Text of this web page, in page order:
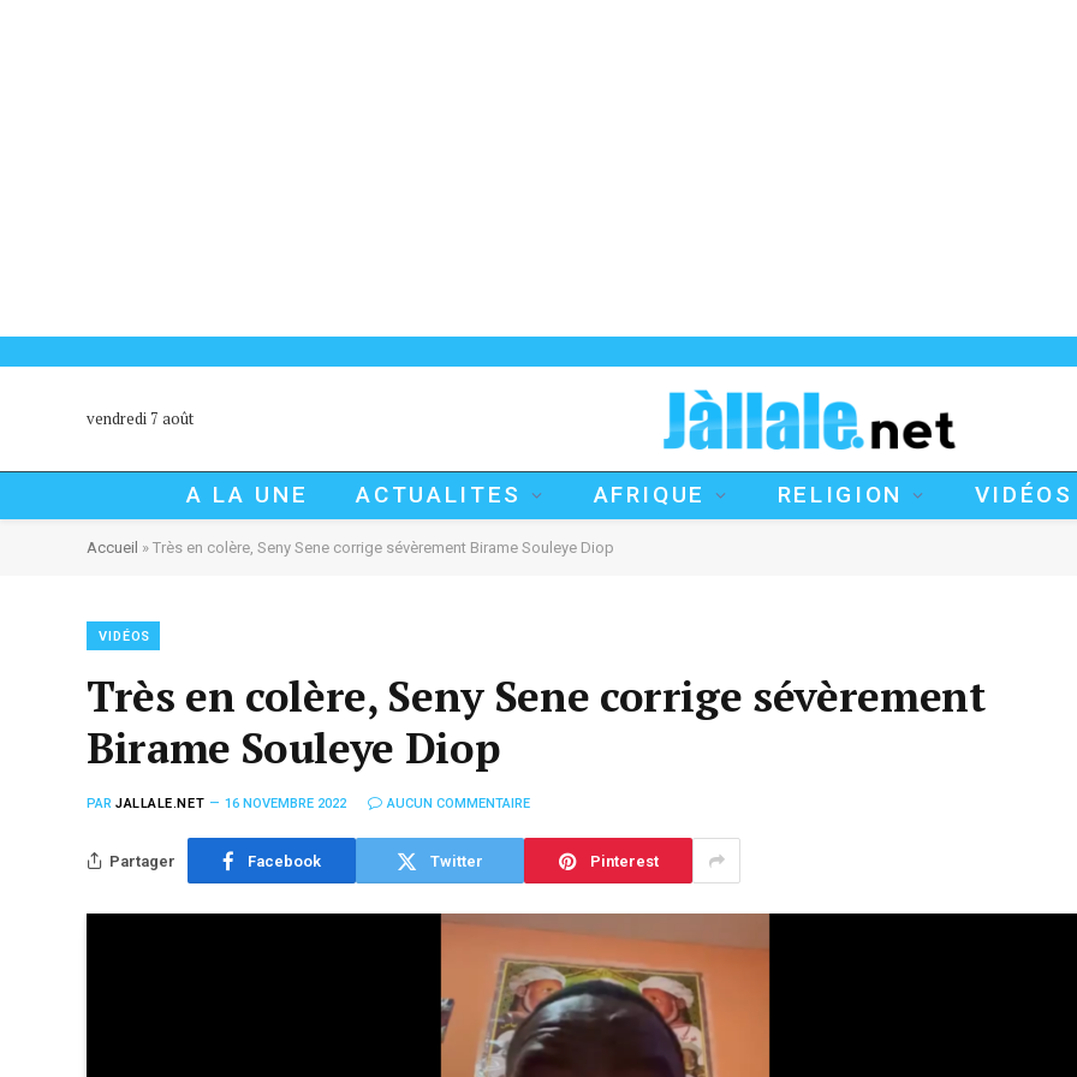
vendredi 7 août
A LA UNE ACTUALITES AFRIQUE RELIGION VIDÉOS
Accueil » Très en colère, Seny Sene corrige sévèrement Birame Souleye Diop
VIDÉOS
Très en colère, Seny Sene corrige sévèrement
Birame Souleye Diop
PAR JALLALE.NET 16 NOVEMBRE 2022 AUCUN COMMENTAIRE
Partager Facebook Twitter Pinterest